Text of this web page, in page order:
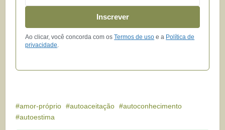
Inscrever
Ao clicar, você concorda com osTermos de uso e a Política de
privacidade
amor-próprio autoaceitação
autoconhecimento
autoestima